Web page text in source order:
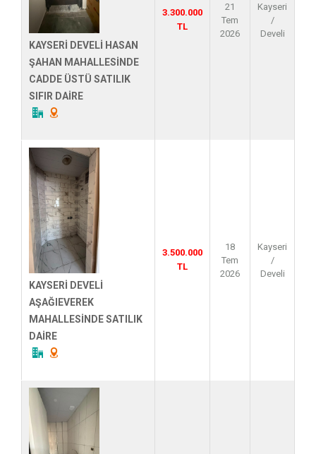
KAYSERİ DEVELİ HASAN
ŞAHAN MAHALLESİNDE
CADDE ÜSTÜ SATILIK
SIFIR DAİRE
3.300.000
TL
21
Tem
2026
Kayseri
/
Develi
KAYSERİ DEVELİ
AŞAĞIEVEREK
MAHALLESİNDE SATILIK
DAİRE
3.500.000
TL
18
Tem
2026
Kayseri
/
Develi